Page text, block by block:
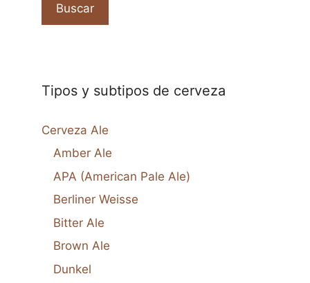
Buscar
Tipos y subtipos de cerveza
Cerveza Ale
Amber Ale
APA (American Pale Ale)
Berliner Weisse
Bitter Ale
Brown Ale
Dunkel